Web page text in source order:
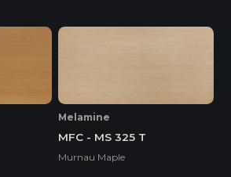
Melamine
MFC - MS 325 T
Murnau Maple